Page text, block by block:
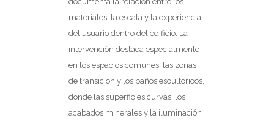
materiales, la escala y la experiencia
del usuario dentro del edificio. La
intervención destaca especialmente
en los espacios comunes, las zonas
de transición y los baños escultóricos,
donde las superficies curvas, los
acabados minerales y la iluminación